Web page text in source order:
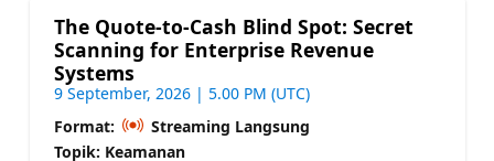
The Quote-to-Cash Blind Spot: Secret
Scanning for Enterprise Revenue
Systems
9 September, 2026 | 5.00 PM (UTC)
Format:
Streaming Langsung
Topik: Keamanan